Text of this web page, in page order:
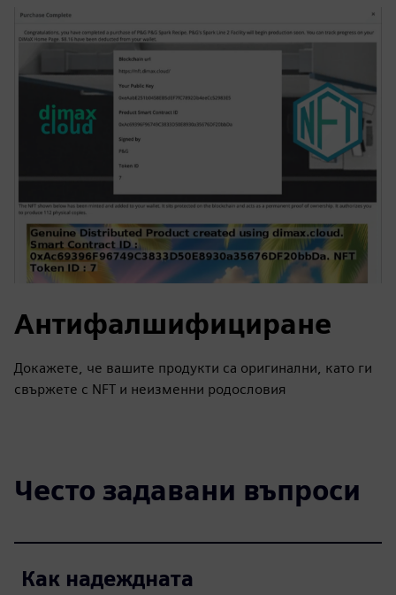
Антифалшифициране
Докажете, че вашите продукти са оригинални, като ги
свържете с NFT и неизменни родословия
Често задавани въпроси
Как надеждната